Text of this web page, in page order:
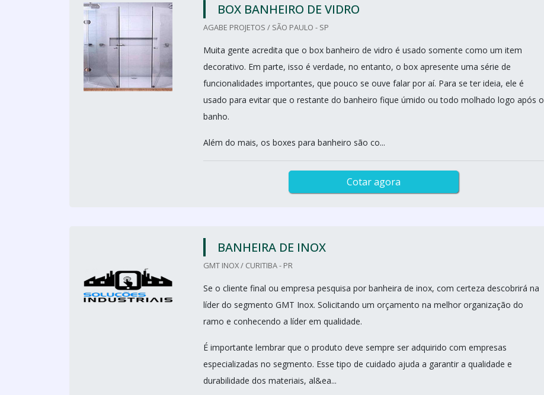
BOX BANHEIRO DE VIDRO
AGABE PROJETOS / SÃO PAULO - SP
Muita gente acredita que o box banheiro de vidro é usado somente como um item
decorativo. Em parte, isso é verdade, no entanto, o box apresente uma série de
funcionalidades importantes, que pouco se ouve falar por aí. Para se ter ideia, ele é
usado para evitar que o restante do banheiro fique úmido ou todo molhado logo após o
banho.
Além do mais, os boxes para banheiro são co...
Cotar agora
BANHEIRA DE INOX
GMT INOX / CURITIBA - PR
Se o cliente final ou empresa pesquisa por banheira de inox, com certeza descobrirá na
líder do segmento GMT Inox. Solicitando um orçamento na melhor organização do
ramo e conhecendo a líder em qualidade.
É importante lembrar que o produto deve sempre ser adquirido com empresas
especializadas no segmento. Esse tipo de cuidado ajuda a garantir a qualidade e
durabilidade dos materiais, al&ea...